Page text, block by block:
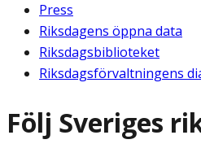
Press
Riksdagens öppna data
Riksdagsbiblioteket
Riksdagsförvaltningens
Följ Sveriges